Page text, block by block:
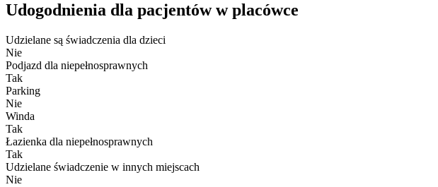
Udogodnienia dla pacjentów w placówce
Udzielane są świadczenia dla dzieci
Nie
Podjazd dla niepełnosprawnych
Tak
Parking
Nie
Winda
Tak
Łazienka dla niepełnosprawnych
Tak
Udzielane świadczenie w innych miejscach
Nie